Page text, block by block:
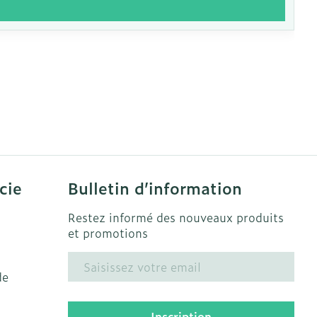
Bulletin d’information
Restez informé des nouveaux produits
et promotions
Adresse mail